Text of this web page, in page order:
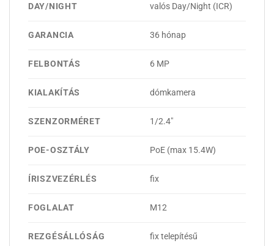
DAY/NIGHT valós Day/Night (ICR)
GARANCIA 36 hónap
FELBONTÁS 6 MP
KIALAKÍTÁS dómkamera
SZENZORMÉRET 1/2.4"
POE-OSZTÁLY PoE (max 15.4W)
ÍRISZVEZÉRLÉS fix
FOGLALAT M12
REZGÉSÁLLÓSÁG fix telepítésű